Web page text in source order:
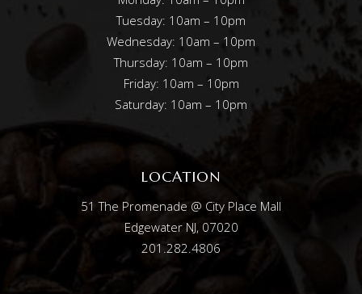
Tuesday: 10am – 10pm
Wednesday: 10am – 10pm
Thursday: 10am – 10pm
Friday: 10am – 10pm
Saturday: 10am – 10pm
LOCATION
51 The Promenade @ City Place Mall
Edgewater NJ, 07020
201.282.4806